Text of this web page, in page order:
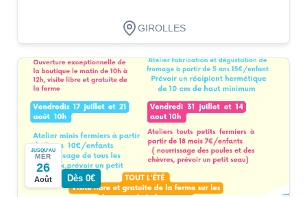
GIROLLES
JUSQU'AU
MER
26
Août Dès 0€